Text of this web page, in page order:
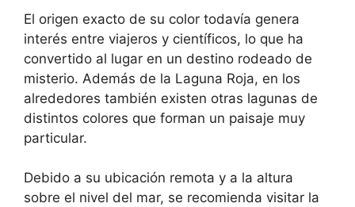
El origen exacto de su color todavía genera
interés entre viajeros y científicos, lo que ha
convertido al lugar en un destino rodeado de
misterio. Además de la Laguna Roja, en los
alrededores también existen otras lagunas de
distintos colores que forman un paisaje muy
particular.
Debido a su ubicación remota y a la altura
sobre el nivel del mar, se recomienda visitar la